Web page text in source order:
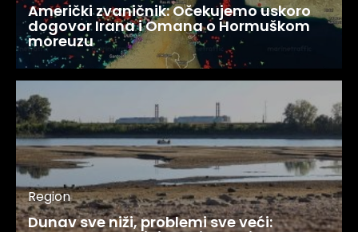
Američki zvaničnik: Očekujemo uskoro
dogovor Irana i Omana o Hormuškom
moreuzu
Region
Dunav sve niži, problemi sve veći: